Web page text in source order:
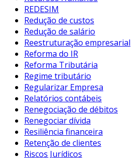
REDESIM
Redução de custos
Redução de salário
Reestruturação empresarial
Reforma do IR
Reforma Tributária
Regime tributário
Regularizar Empresa
Relatórios contábeis
Renegociação de débitos
Renegociar dívida
Resiliência financeira
Retenção de clientes
Riscos Jurídicos